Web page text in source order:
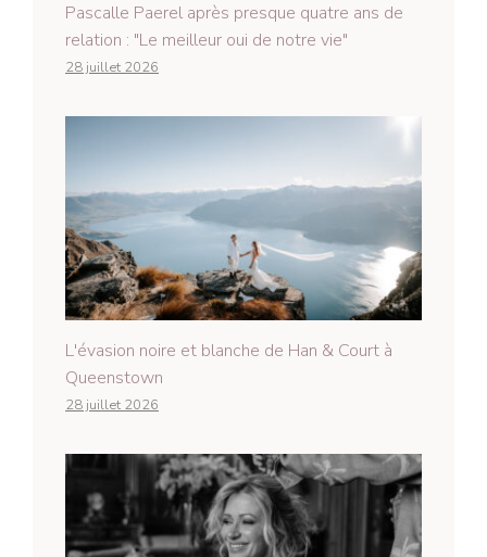
Pascalle Paerel après presque quatre ans de
relation : "Le meilleur oui de notre vie"
28 juillet 2026
L'évasion noire et blanche de Han & Court à
Queenstown
28 juillet 2026